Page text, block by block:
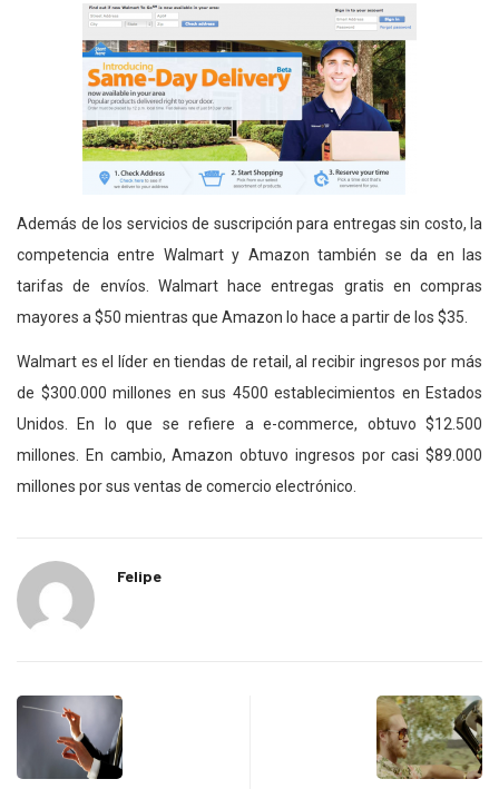
Además de los servicios de suscripción para entregas sin costo, la
competencia entre Walmart y Amazon también se da en las
tarifas de envíos. Walmart hace entregas gratis en compras
mayores a $50 mientras que Amazon lo hace a partir de los $35.
Walmart es el líder en tiendas de retail, al recibir ingresos por más
de $300.000 millones en sus 4500 establecimientos en Estados
Unidos. En lo que se refiere a e-commerce, obtuvo $12.500
millones. En cambio, Amazon obtuvo ingresos por casi $89.000
millones por sus ventas de comercio electrónico.
Felipe